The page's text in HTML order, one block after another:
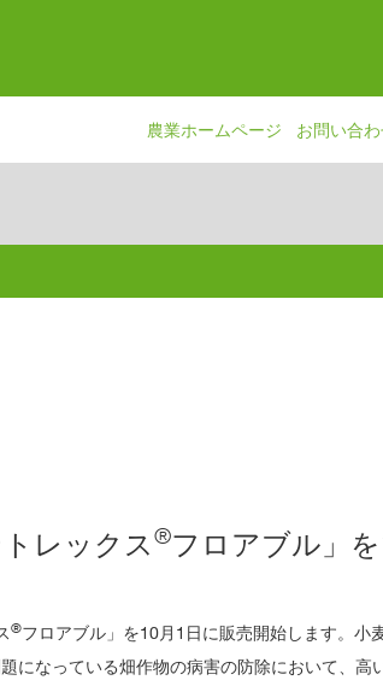
農業ホームページ お問い合
レックス®フロアブル」を
®フロアブル」を10月1日に販売開始します。小
になっている畑作物の病害の防除において、高